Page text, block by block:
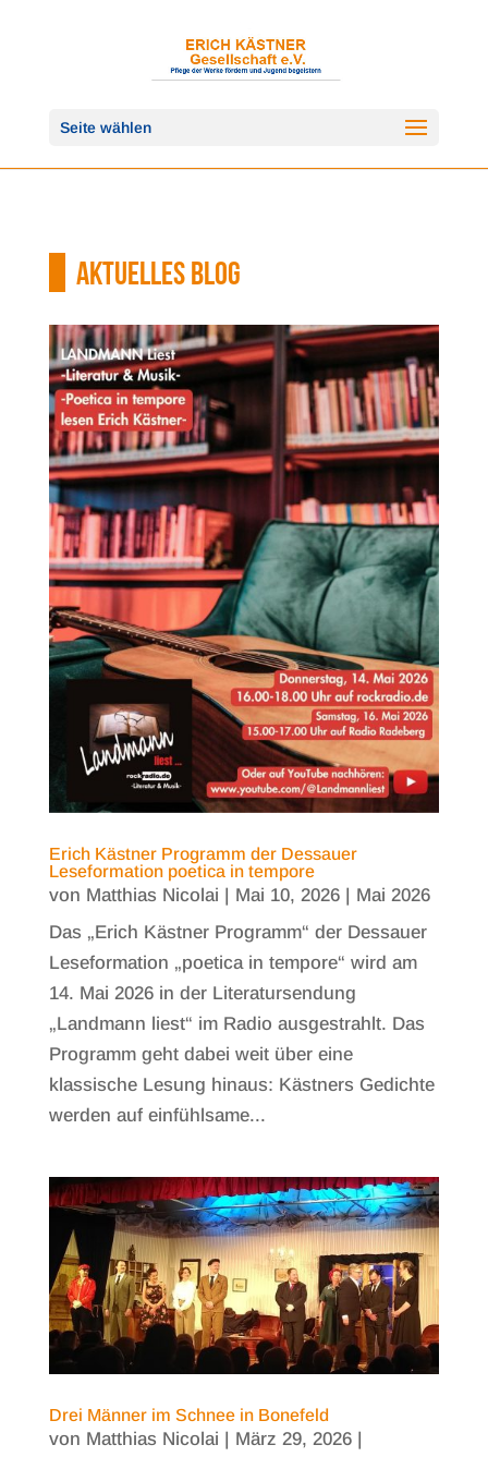
Seite wählen
AKTUELLES BLOG
Erich Kästner Programm der Dessauer
Leseformation poetica in tempore
von Matthias Nicolai | Mai 10, 2026| Mai 2026
Das „Erich Kästner Programm“ der Dessauer
Leseformation „poetica in tempore“ wird am
14. Mai 2026 in der Literatursendung
„Landmann liest“ im Radio ausgestrahlt. Das
Programm geht dabei weit über eine
klassische Lesung hinaus: Kästners Gedichte
werden auf einfühlsame...
Drei Männer im Schnee in Bonefeld
von Matthias Nicolai | März 29, 2026|